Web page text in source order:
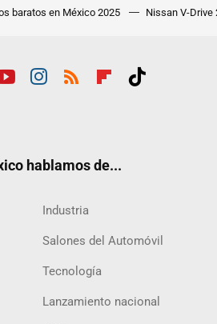
baratos en México 2025 Nissan V-Drive
hablamos de...
Industria
Salones del Automóvil
Tecnología
Lanzamiento nacional